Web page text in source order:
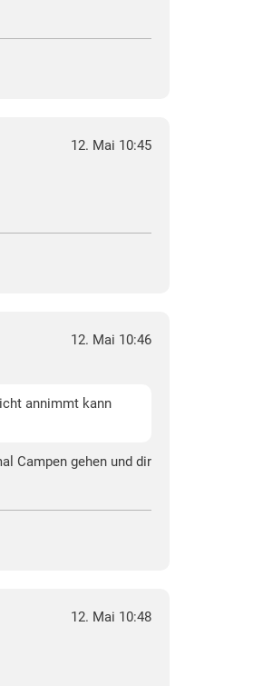
12. Mai 10:45
12. Mai 10:46
annimmt kann
Campen gehen und dir
12. Mai 10:48